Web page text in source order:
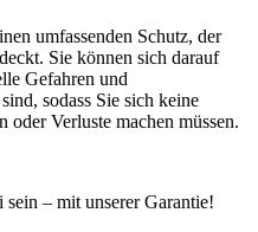
umfassenden Schutz, der
Sie können sich darauf
Gefahren und
sodass Sie sich keine
oder Verluste machen müssen.
– mit unserer Garantie!